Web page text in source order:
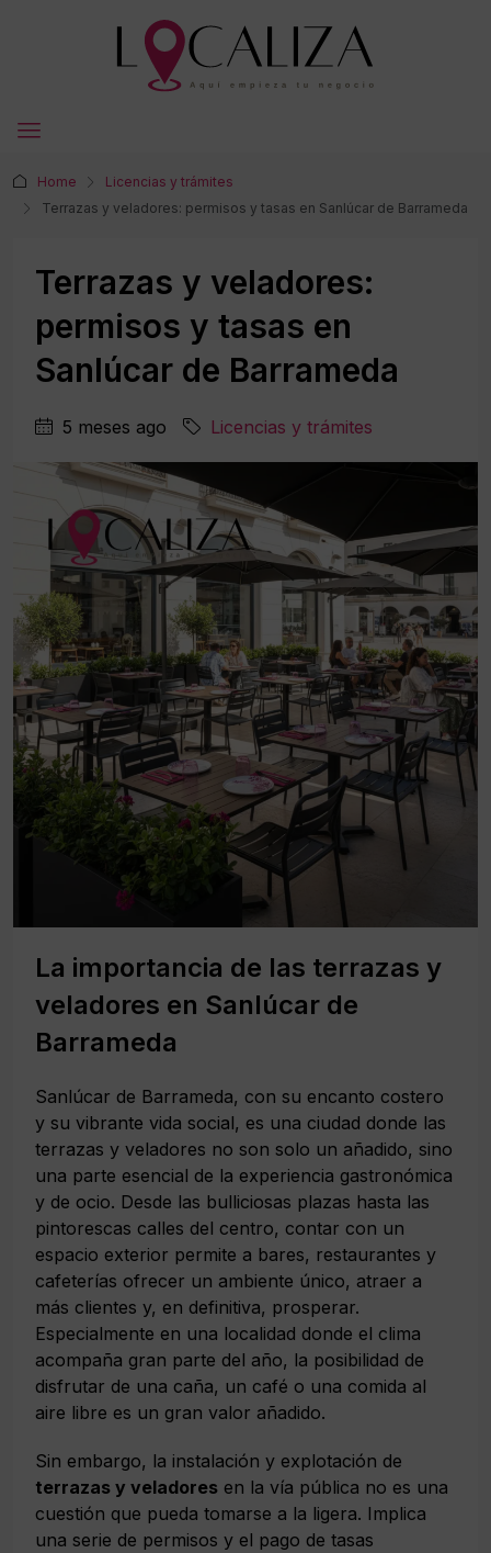
Home
Licencias y trámites
Terrazas y veladores: permisos y tasas en Sanlúcar de Barrameda
Terrazas y veladores:
permisos y tasas en
Sanlúcar de Barrameda
5 meses ago Licencias y trámites
La importancia de las terrazas y
veladores en Sanlúcar de
Barrameda
Sanlúcar de Barrameda, con su encanto costero
y su vibrante vida social, es una ciudad donde las
terrazas y veladores no son solo un añadido, sino
una parte esencial de la experiencia gastronómica
y de ocio. Desde las bulliciosas plazas hasta las
pintorescas calles del centro, contar con un
espacio exterior permite a bares, restaurantes y
cafeterías ofrecer un ambiente único, atraer a
más clientes y, en definitiva, prosperar.
Especialmente en una localidad donde el clima
acompaña gran parte del año, la posibilidad de
disfrutar de una caña, un café o una comida al
aire libre es un gran valor añadido.
Sin embargo, la instalación y explotación de
terrazas y veladores en la vía pública no es una
cuestión que pueda tomarse a la ligera. Implica
una serie de permisos y el pago de tasas